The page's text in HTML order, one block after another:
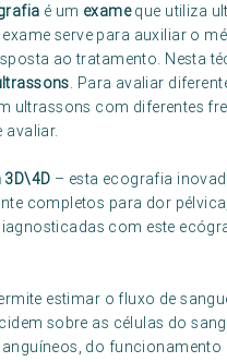
é um exameque utiliza
serve para auxiliar o
ao tratamento. Nesta
. Para avaliar
ultrassons com diferentes
avaliar.
– esta ecografia
completos para dor
com este
estimar o fluxo de
sobre as células do
do funcionamento